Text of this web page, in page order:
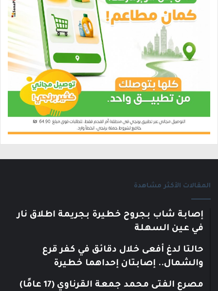
المقالات الأكثر مشاهدة
إصابة شاب بجروح خطيرة بجريمة اطلاق نار
في عين السهلة
حالتا لدغ أفعى خلال دقائق في كفر قرع
والشمال.. إصابتان إحداهما خطيرة
مصرع الفتى محمد جمعة القرناوي (17 عامًا)